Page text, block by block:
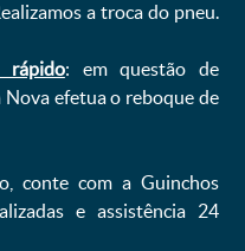
a troca do pneu.
rápido: em questão de
efetua o reboque de
conte com a Guinchos
e assistência 24